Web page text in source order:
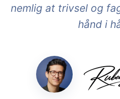
nemlig at trivsel og
hånd i